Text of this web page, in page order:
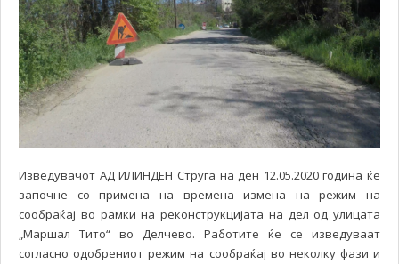
Изведувачот АД ИЛИНДЕН Струга на ден 12.05.2020 година ќе
започне со примена на времена измена на режим на
сообраќај во рамки на реконструкцијата на дел од улицата
„Маршал Тито“ во Делчево. Работите ќе се изведуваат
согласно одобрениот режим на сообраќај во неколку фази и